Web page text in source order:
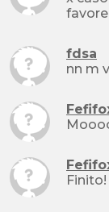
fdsa
nn m
Finito!